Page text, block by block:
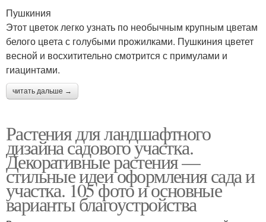
Пушкиния
Этот цветок легко узнать по необычным крупным цветам
белого цвета с голубыми прожилками. Пушкиния цветет
весной и восхитительно смотрится с примулами и
гиацинтами.
читать дальше →
Растения для ландшафтного
дизайна садового участка.
Декоративные растения —
стильные идеи оформления сада и
участка. 105 фото и основные
варианты благоустройства